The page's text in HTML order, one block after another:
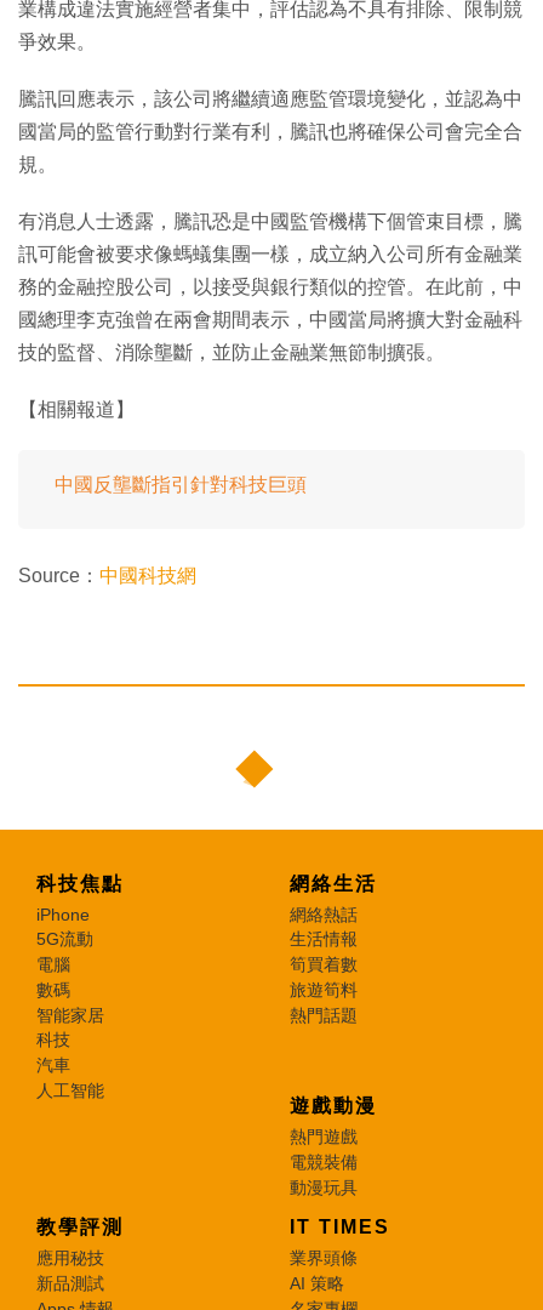
業構成違法實施經營者集中，評估認為不具有排除、限制競
爭效果。
騰訊回應表示，該公司將繼續適應監管環境變化，並認為中
國當局的監管行動對行業有利，騰訊也將確保公司會完全合
規。
有消息人士透露，騰訊恐是中國監管機構下個管束目標，騰
訊可能會被要求像螞蟻集團一樣，成立納入公司所有金融業
務的金融控股公司，以接受與銀行類似的控管。在此前，中
國總理李克強曾在兩會期間表示，中國當局將擴大對金融科
技的監督、消除壟斷，並防止金融業無節制擴張。
【相關報道】
中國反壟斷指引針對科技巨頭
Source： 中國科技網
科技焦點
iPhone
5G流動
電腦
數碼
智能家居
科技
汽車
人工智能
網絡生活
網絡熱話
生活情報
筍買着數
旅遊筍料
熱門話題
遊戲動漫
熱門遊戲
電競裝備
動漫玩具
教學評測
應用秘技
新品測試
IT TIMES
業界頭條
AI 策略